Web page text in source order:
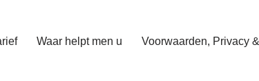
Waar helpt men u Voorwaarden, Privacy